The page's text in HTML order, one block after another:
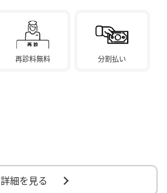
再診料無料 分割払い
詳細を見る